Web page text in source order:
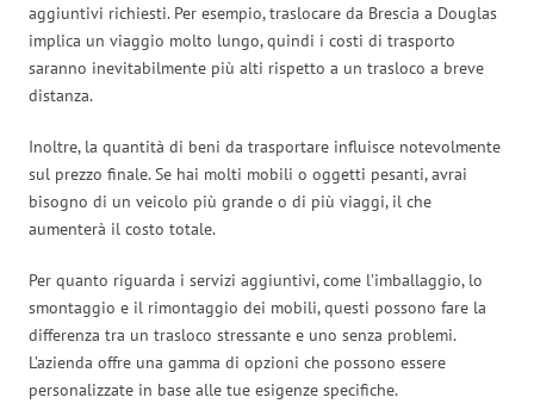
aggiuntivi richiesti. Per esempio, traslocare da Brescia a Douglas
implica un viaggio molto lungo, quindi i costi di trasporto
saranno inevitabilmente più alti rispetto a un trasloco a breve
distanza.
Inoltre, la quantità di beni da trasportare influisce notevolmente
sul prezzo finale. Se hai molti mobili o oggetti pesanti, avrai
bisogno di un veicolo più grande o di più viaggi, il che
aumenterà il costo totale.
Per quanto riguarda i servizi aggiuntivi, come l’imballaggio, lo
smontaggio e il rimontaggio dei mobili, questi possono fare la
differenza tra un trasloco stressante e uno senza problemi.
L’azienda offre una gamma di opzioni che possono essere
personalizzate in base alle tue esigenze specifiche.